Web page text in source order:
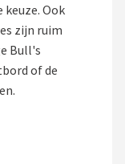
keuze. Ook
zijn ruim
Bull's
of de